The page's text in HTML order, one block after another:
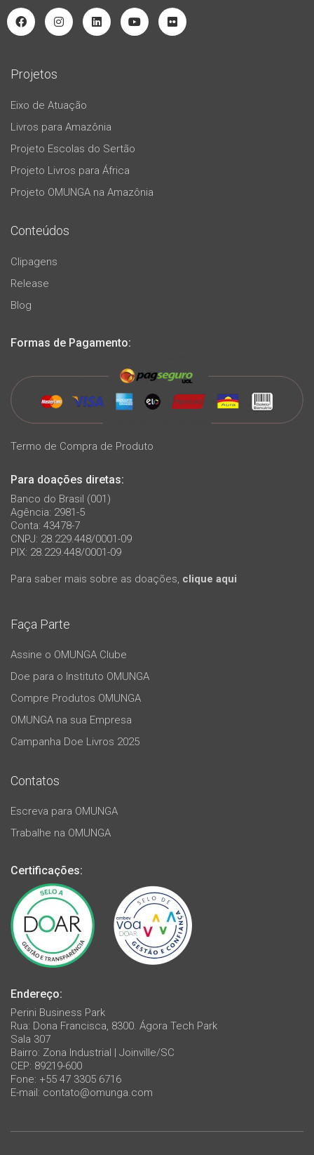
Projetos
Eixo de Atuação
Livros para Amazônia
Projeto Escolas do Sertão
Projeto Livros para África
Projeto OMUNGA na Amazônia
Conteúdos
Clipagens
Release
Blog
Formas de Pagamento:
Termo de Compra de Produto
Para doações diretas:
Banco do Brasil (001)
Agência: 2981-5
Conta: 43478-7
CNPJ: 28.229.448/0001-09
PIX: 28.229.448/0001-09
Para saber mais sobre as doações, clique aqui
Faça Parte
Assine o OMUNGA Clube
Doe para o Instituto OMUNGA
Compre Produtos OMUNGA
OMUNGA na sua Empresa
Campanha Doe Livros 2025
Contatos
Escreva para OMUNGA
Trabalhe na OMUNGA
Certificações:
Endereço:
Perini Business Park
Rua: Dona Francisca, 8300. Ágora Tech Park
Sala 307
Bairro: Zona Industrial | Joinville/SC
CEP: 89219-600
Fone: +55 47 3305 6716
E-mail: contato@omunga.com